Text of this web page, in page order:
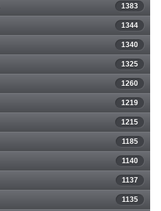
1383
1344
1340
1325
1260
1219
1215
1185
1140
1137
1135